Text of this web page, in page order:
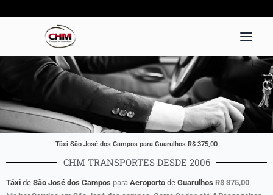
para
Táxi São José dos Campos para Guarulhos R$ 375,00
CHM TRANSPORTES DESDE 2006
Táxi de São José dos Campos para Aeroporto de Guarulhos R$ 375,00.